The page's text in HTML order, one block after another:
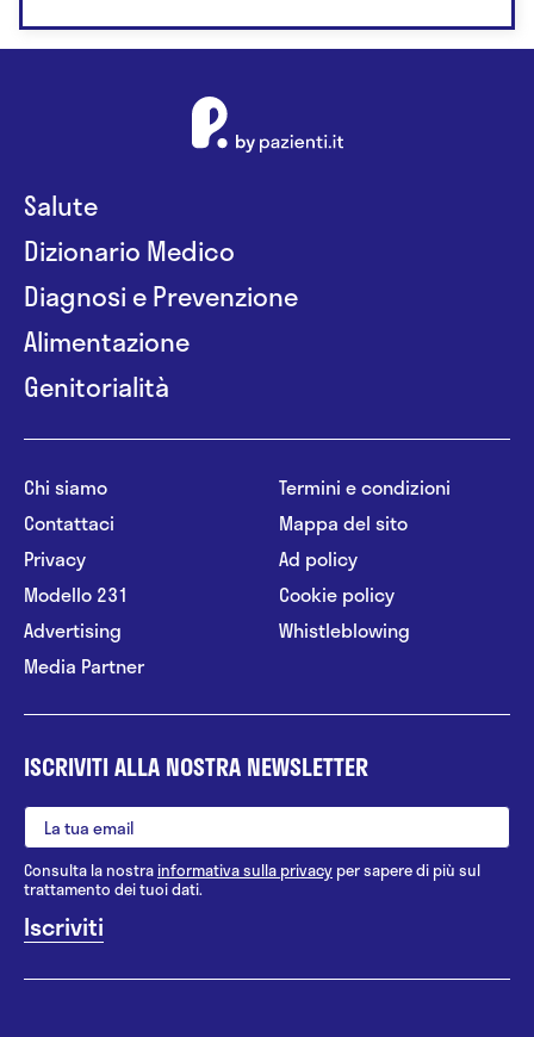
Salute
Dizionario Medico
Diagnosi e Prevenzione
Alimentazione
Genitorialità
Chi siamo
Contattaci
Privacy
Modello 231
Advertising
Media Partner
Termini e condizioni
Mappa del sito
Ad policy
Cookie policy
Whistleblowing
ISCRIVITI ALLA NOSTRA NEWSLETTER
Consulta la nostrainformativa sulla privacy per sapere di più sul
trattamento dei tuoi dati.